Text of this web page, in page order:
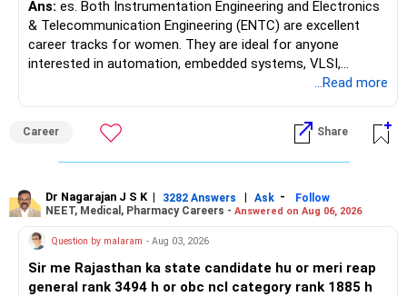
Ans: es. Both Instrumentation Engineering and Electronics
& Telecommunication Engineering (ENTC) are excellent
career tracks for women. They are ideal for anyone
interested in automation, embedded systems, VLSI,
robotics, IoT, and AI hardware. While both fields offer
and paths to higher studies, ENTC generally provides
broader career flexibility across the tech sector. Choose
ENTC for a wider range of software and hardware options,
in automation and control systems. All The Best for Your
Prosperous Future!
Follow RediffGURUS to Know More on 'Careers | Money |
Health | Relationships'.
...Read more
Career Share
Dr Nagarajan J S K | 3282 Answers | Ask -
Follow
NEET, Medical, Pharmacy Careers - Answered on Aug 06, 2026
Question by malaram - Aug 03, 2026
Sir me Rajasthan ka state candidate hu or meri reap
general rank 3494 h or obc ncl category rank 1885 h